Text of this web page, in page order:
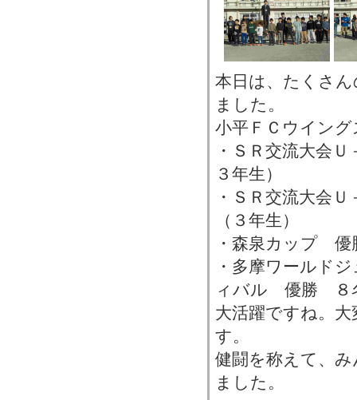
本日は、たくさ
ました。
小平ＦＣウイン
・ＳＲ交流大会
３年生）
・ＳＲ交流大会
（３年生）
・森泉カップ
・多摩ワールド
ィバル 優勝 ８
大活躍ですね。
す。
健闘を称えて、
ました。